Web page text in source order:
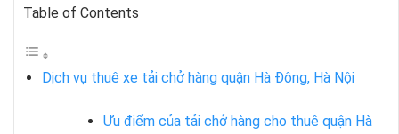
Table of Contents
Dịch vụ thuê xe tải chở hàng quận Hà Đông, Hà Nội
Ưu điểm của tải chở hàng cho thuê quận Hà